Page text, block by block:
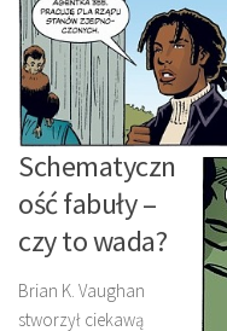
Schematyczn
ość fabuły –
czy to wada?
Brian K. Vaughan
stworzył ciekawą